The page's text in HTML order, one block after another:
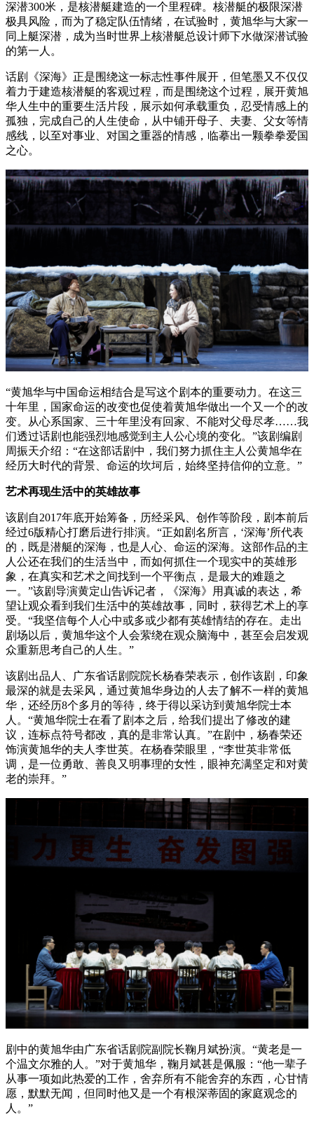
深潜300米，是核潜艇建造的一个里程碑。核潜艇的极限深潜
极具风险，而为了稳定队伍情绪，在试验时，黄旭华与大家一
同上艇深潜，成为当时世界上核潜艇总设计师下水做深潜试验
的第一人。
话剧《深海》正是围绕这一标志性事件展开，但笔墨又不仅仅
着力于建造核潜艇的客观过程，而是围绕这个过程，展开黄旭
华人生中的重要生活片段，展示如何承载重负，忍受情感上的
孤独，完成自己的人生使命，从中铺开母子、夫妻、父女等情
感线，以至对事业、对国之重器的情感，临摹出一颗拳拳爱国
之心。
“黄旭华与中国命运相结合是写这个剧本的重要动力。在这三
十年里，国家命运的改变也促使着黄旭华做出一个又一个的改
变。从心系国家、三十年里没有回家、不能对父母尽孝……我
们透过话剧也能强烈地感觉到主人公心境的变化。”该剧编剧
周振天介绍：“在这部话剧中，我们努力抓住主人公黄旭华在
经历大时代的背景、命运的坎坷后，始终坚持信仰的立意。”
艺术再现生活中的英雄故事
该剧自2017年底开始筹备，历经采风、创作等阶段，剧本前后
经过6版精心打磨后进行排演。“正如剧名所言，‘深海’所代表
的，既是潜艇的深海，也是人心、命运的深海。这部作品的主
人公还在我们的生活当中，而如何抓住一个现实中的英雄形
象，在真实和艺术之间找到一个平衡点，是最大的难题之
一。”该剧导演黄定山告诉记者，《深海》用真诚的表达，希
望让观众看到我们生活中的英雄故事，同时，获得艺术上的享
受。“我坚信每个人心中或多或少都有英雄情结的存在。走出
剧场以后，黄旭华这个人会萦绕在观众脑海中，甚至会启发观
众重新思考自己的人生。”
该剧出品人、广东省话剧院院长杨春荣表示，创作该剧，印象
最深的就是去采风，通过黄旭华身边的人去了解不一样的黄旭
华，还经历8个多月的等待，终于得以采访到黄旭华院士本
人。“黄旭华院士在看了剧本之后，给我们提出了修改的建
议，连标点符号都改，真的是非常认真。”在剧中，杨春荣还
饰演黄旭华的夫人李世英。在杨春荣眼里，“李世英非常低
调，是一位勇敢、善良又明事理的女性，眼神充满坚定和对黄
老的崇拜。”
剧中的黄旭华由广东省话剧院副院长鞠月斌扮演。“黄老是一
个温文尔雅的人。”对于黄旭华，鞠月斌甚是佩服：“他一辈子
从事一项如此热爱的工作，舍弃所有不能舍弃的东西，心甘情
愿，默默无闻，但同时他又是一个有根深蒂固的家庭观念的
人。”